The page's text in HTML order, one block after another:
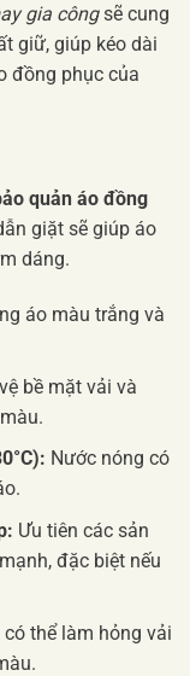
gia côngsẽ cung
giữ, giúp kéo dài
đồng phục của
quản áo đồng
giặt sẽ giúp áo
dáng.
áo màu trắng và
bề mặt vải và
Nước nóng có
Ưu tiên các sản
đặc biệt nếu
thể làm hỏng vải